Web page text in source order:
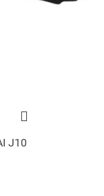
J10